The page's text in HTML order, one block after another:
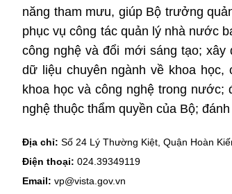
năng tham mưu, giúp Bộ trưởng
phục vụ công tác quản lý nhà nước
công nghệ và đổi mới sáng tạo;
dữ liệu chuyên ngành về khoa
khoa học và công nghệ trong nước;
nghệ thuộc thẩm quyền của Bộ;
Địa chỉ: Số 24 Lý Thường Kiệt, Quận Hoàn
Điện thoại: 024.39349119
Email: vp@vista.gov.vn